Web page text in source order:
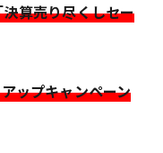
算売り尽くしセー
ップキャンペーン